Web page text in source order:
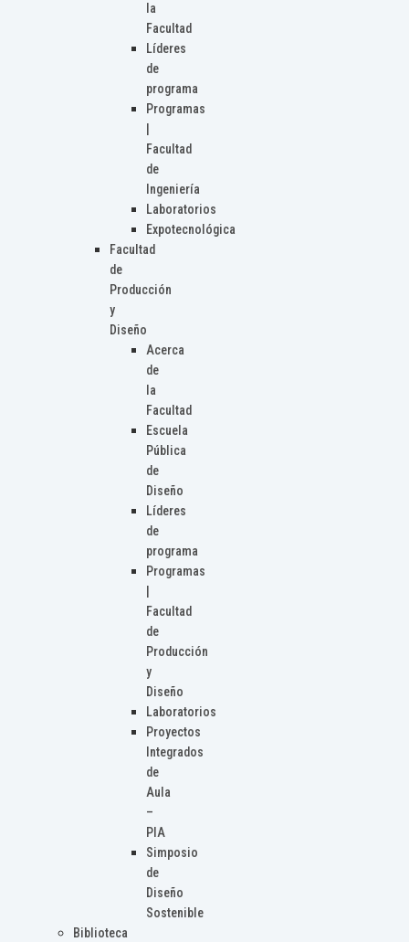
la
Facultad
Líderes
de
programa
Programas
Facultad
de
Ingeniería
Laboratorios
Expotecnológica
Facultad
de
Producción
y
Diseño
Acerca
de
la
Facultad
Escuela
Pública
de
Diseño
Líderes
de
programa
Programas
Facultad
de
Producción
y
Diseño
Laboratorios
Proyectos
Integrados
de
Aula
–
PIA
Simposio
de
Diseño
Sostenible
Biblioteca